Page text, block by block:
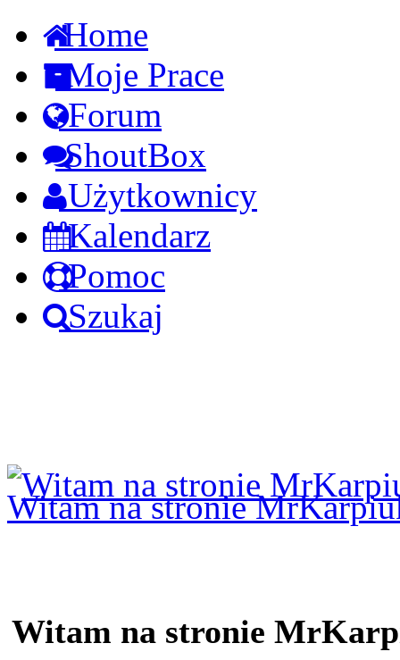
Home
Moje Prace
Forum
ShoutBox
Użytkownicy
Kalendarz
Pomoc
Szukaj
Witam na stronie
Witam na stronie